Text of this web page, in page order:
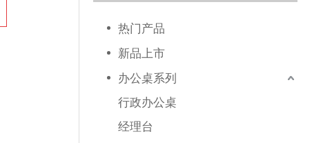
热门产品
新品上市
办公桌系列
行政办公桌
经理台